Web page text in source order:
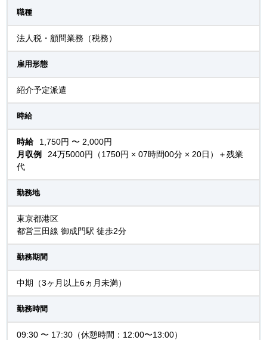
職種
法人税・顧問業務（税務）
雇用形態
紹介予定派遣
時給
時給
1,750円 〜 2,000円
月収例
24万5000円（1750円 × 07時間00分 × 20日）＋残業
代
勤務地
東京都港区
都営三田線 御成門駅 徒歩2分
勤務期間
中期（3ヶ月以上6ヵ月未満）
勤務時間
09:30 〜 17:30（休憩時間：12:00〜13:00）